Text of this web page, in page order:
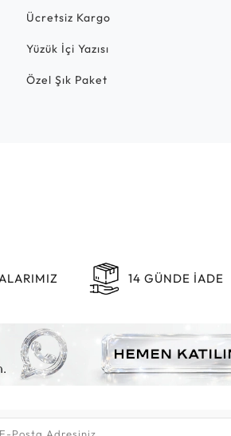
Ücretsiz Kargo
Yüzük İçi Yazısı
Özel Şık Paket
14 GÜNDE İADE